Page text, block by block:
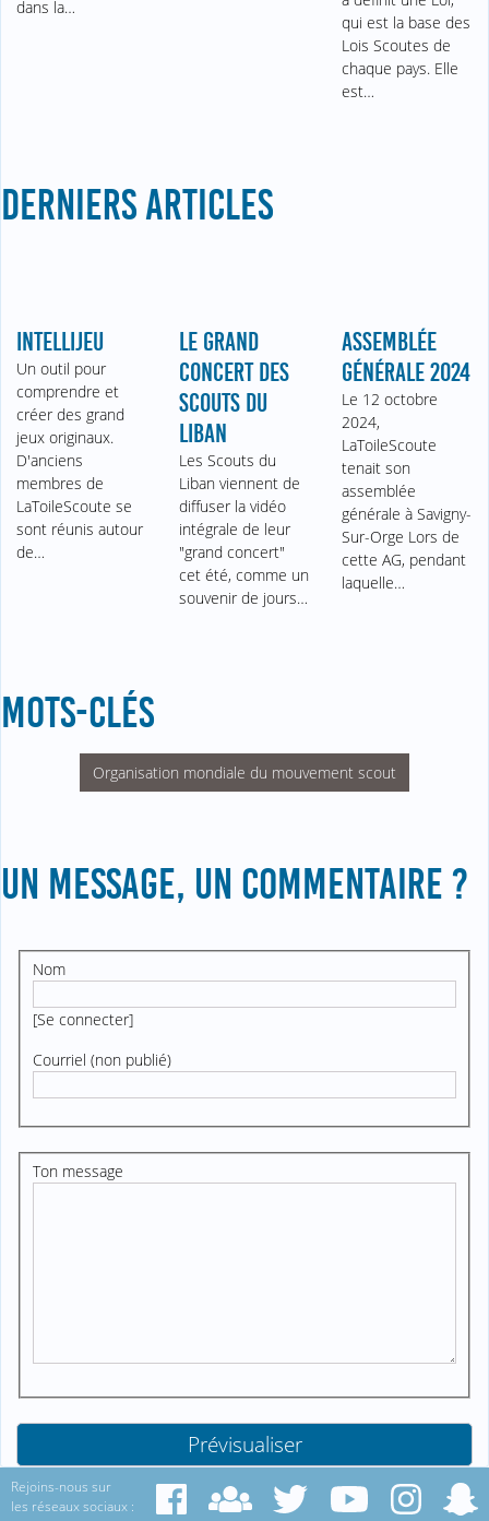
dans la…
qui est la base des
Lois Scoutes de
chaque pays. Elle
est…
DERNIERS ARTICLES
INTELLIJEU
Un outil pour
comprendre et
créer des grand
jeux originaux.
D'anciens
membres de
LaToileScoute se
sont réunis autour
de…
LE GRAND
CONCERT DES
SCOUTS DU
LIBAN
Les Scouts du
Liban viennent de
diffuser la vidéo
intégrale de leur
"grand concert"
cet été, comme un
souvenir de jours…
ASSEMBLÉE
GÉNÉRALE 2024
Le 12 octobre
2024,
LaToileScoute
tenait son
assemblée
générale à Savigny-
Sur-Orge Lors de
cette AG, pendant
laquelle…
MOTS-CLÉS
Organisation mondiale du mouvement scout
UN MESSAGE, UN COMMENTAIRE ?
Nom
[Se connecter]
Courriel (non publié)
Ton message
Rejoins-nous sur
les réseaux sociaux :